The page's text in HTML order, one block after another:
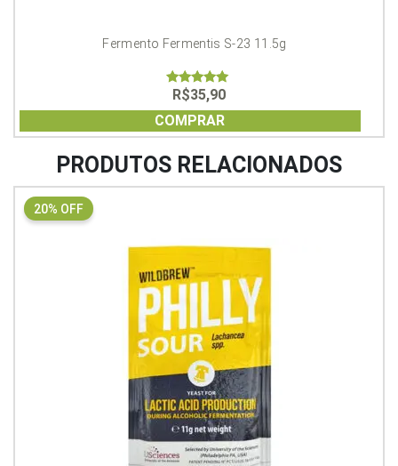
Fermento Fermentis S-23 11.5g
5.00
out of 5
R$35,90
COMPRAR
PRODUTOS RELACIONADOS
20% OFF